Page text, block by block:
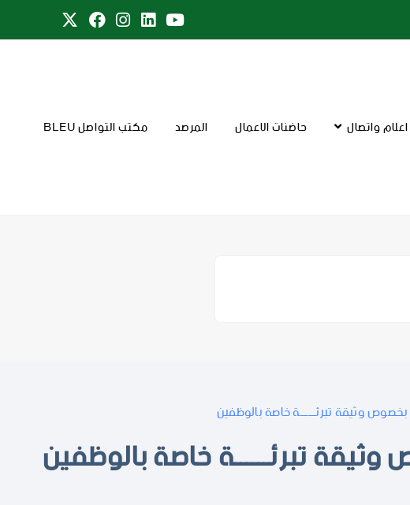
اعلام واتصال حاضنات الاعمال المرصد مكتب التواصل BLEU
وثيقة تبرئــــــة خاصة بالوظفين
تبرئــــــة خاصة بالوظفين